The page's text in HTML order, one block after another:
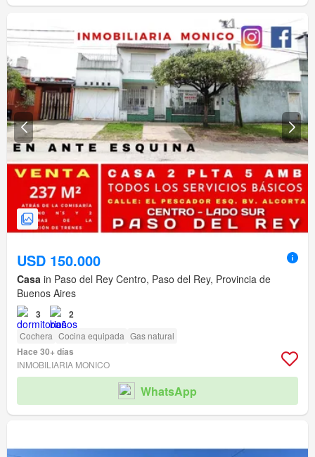
USD 150.000
Casa in Paso del Rey Centro, Paso del Rey, Provincia de
Buenos Aires
3 2
Cochera Cocina equipada Gas natural
Hace 30+ días
INMOBILIARIA MONICO
WhatsApp